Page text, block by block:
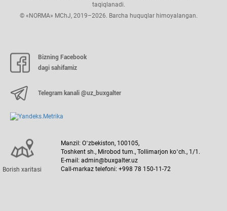
taqiqlanadi.
© «NORMA» MChJ, 2019–2026. Barcha huquqlar himoyalangan.
Bizning Facebook
dagi sahifamiz
Telegram kanali @uz_buxgalter
Borish хaritasi
Manzil: Oʻzbekiston, 100105,
Toshkent sh., Mirobod tum., Tollimarjon koʻch., 1/1.
E-mail: admin@buxgalter.uz
Call-markaz telefoni: +998 78 150-11-72